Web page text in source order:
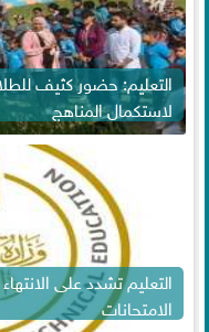
التعليم: حضور كثيف
لاستكمال المناهج
الامتحانات